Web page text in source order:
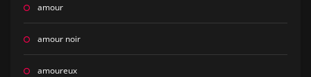
amour
amour noir
amoureux